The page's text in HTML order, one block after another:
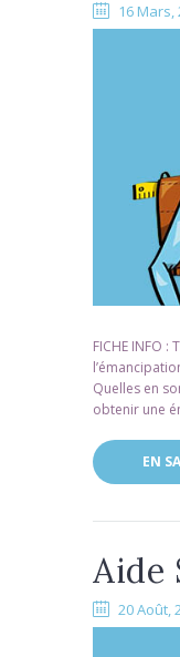
16 Mars,
FICHE INFO
Quelles en
obtenir une
EN
Aide
20 Août,